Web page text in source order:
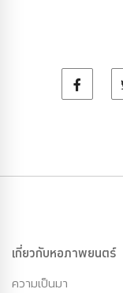
เกี่ยวกับหอภาพยนตร์
ความเป็นมา